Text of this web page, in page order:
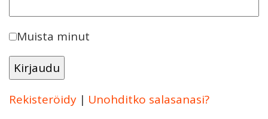
Muista minut
Rekisteröidy | Unohditko salasanasi?